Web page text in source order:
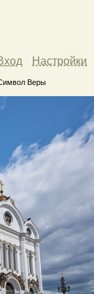
Настройки
Веры